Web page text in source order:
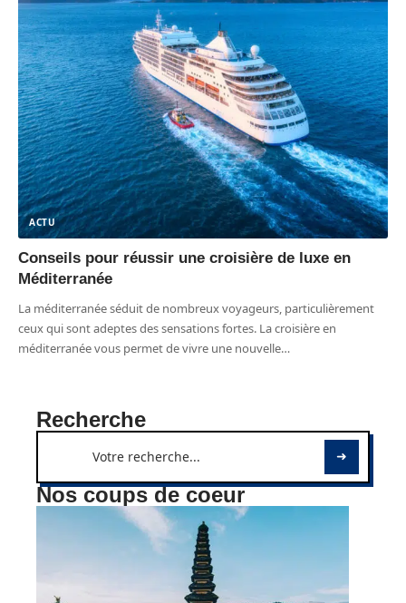
ACTU
Conseils pour réussir une croisière de luxe en
Méditerranée
La méditerranée séduit de nombreux voyageurs, particulièrement
ceux qui sont adeptes des sensations fortes. La croisière en
méditerranée vous permet de vivre une nouvelle…
Recherche
Nos coups de coeur